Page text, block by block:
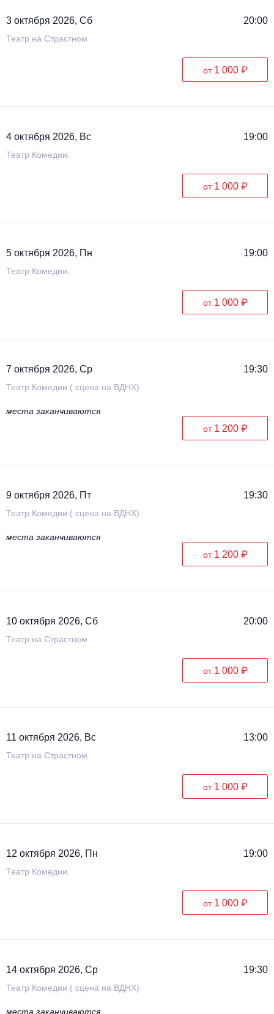
3 октября 2026, Сб 20:00
Театр на Страстном
от 1 000 ₽
4 октября 2026, Вс 19:00
Театр Комедии.
от 1 000 ₽
5 октября 2026, Пн 19:00
Театр Комедии.
от 1 000 ₽
7 октября 2026, Ср 19:30
Театр Комедии ( сцена на ВДНХ)
места заканчиваются
от 1 200 ₽
9 октября 2026, Пт 19:30
Театр Комедии ( сцена на ВДНХ)
места заканчиваются
от 1 200 ₽
10 октября 2026, Сб 20:00
Театр на Страстном
от 1 000 ₽
11 октября 2026, Вс 13:00
Театр на Страстном
от 1 000 ₽
12 октября 2026, Пн 19:00
Театр Комедии.
от 1 000 ₽
14 октября 2026, Ср 19:30
Театр Комедии ( сцена на ВДНХ)
места заканчиваются